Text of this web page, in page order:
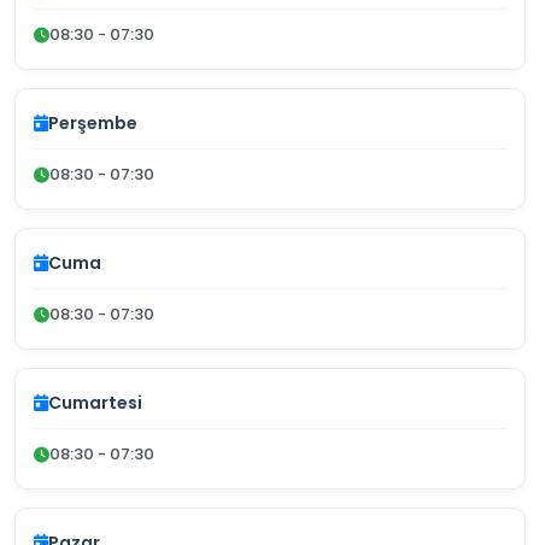
08:30 - 07:30
Perşembe
08:30 - 07:30
Cuma
08:30 - 07:30
Cumartesi
08:30 - 07:30